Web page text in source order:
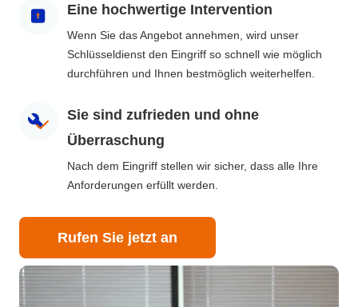
Eine hochwertige Intervention
Wenn Sie das Angebot annehmen, wird unser
Schlüsseldienst den Eingriff so schnell wie möglich
durchführen und Ihnen bestmöglich weiterhelfen.
Sie sind zufrieden und ohne
Überraschung
Nach dem Eingriff stellen wir sicher, dass alle Ihre
Anforderungen erfüllt werden.
Rufen Sie jetzt an